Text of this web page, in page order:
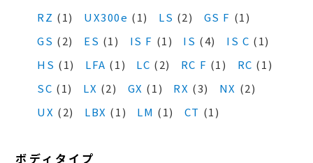
RZ (1) UX300e (1) LS (2) GS F (1)
GS (2) ES (1) IS F (1) IS (4) IS C (1)
HS (1) LFA (1) LC (2) RC F (1) RC (1)
SC (1) LX (2) GX (1) RX (3) NX (2)
UX (2) LBX (1) LM (1) CT (1)
ボディタイプ